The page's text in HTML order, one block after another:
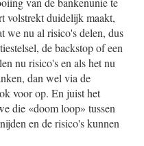
volstrekt duidelijk maakt,
we nu al risico's delen, dus
de backstop of een
nu risico's en als het nu
dan wel via de
voor op. En juist het
die «doom loop» tussen
en de risico's kunnen